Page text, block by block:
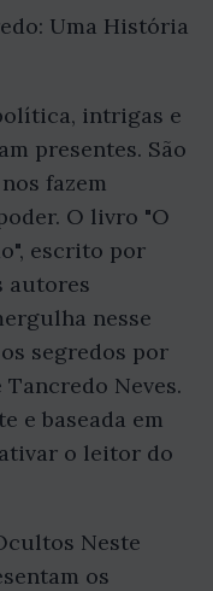
Uma História
intrigas e
presentes. São
fazem
O livro "O
escrito por
autores
nesse
segredos por
Neves.
e baseada em
o leitor do
Neste
os